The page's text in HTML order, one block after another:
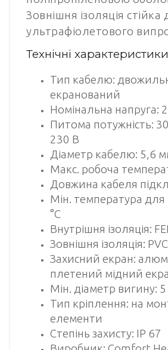
Зовнішня ізоляція стійка
ультрафіолетового
Технічні
Тип кабелю:
екранований
Номінальна напруга:
Питома потужність:
230 В
Діаметр кабелю: 5,6
Макс. робоча
Довжина кабеля
Мін. температура для
°C
Внутрішня ізоляція:
Зовнішня ізоляція:
Захисний екран:
плетений мідний
Мін. діаметр вигину:
Тип кріплення: на
елементи
Степінь захисту: IP 67